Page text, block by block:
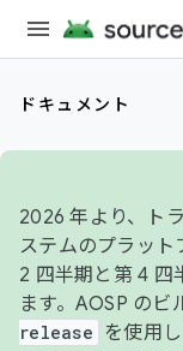
ドキュメント
2026 年より、ト
ステムのプラッ
2 四半期と第 4 四
ます。AOSP のビ
release
を使用し